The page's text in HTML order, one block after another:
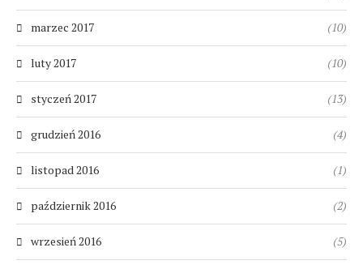
marzec 2017 (10)
luty 2017 (10)
styczeń 2017 (13)
grudzień 2016 (4)
listopad 2016 (1)
październik 2016 (2)
wrzesień 2016 (5)